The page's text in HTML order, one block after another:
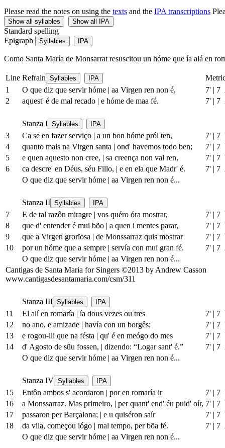
Please read the notes on using the texts and the IPA transcriptions
Show all syllables Show all IPA
Standard spelling
Epigraph
Syllables IPA
Como Santa María de Monsarrat resuscitou un hóme que ía alá en
Line Refrain Syllables IPA
1
O que diz que servir hóme | aa Virgen ren non é, 7' | 7
2
aquest' é de mal recado | e hóme de maa fé. 7' | 7
Stanza I Syllables IPA
3 Ca se en fazer serviço | a un bon hóme pról ten, 7' | 7
4
quanto mais na Virgen santa | ond' havemos todo ben; 7' | 7
5
e quen aquesto non cree, | sa creença non val ren, 7' | 7
6
ca descre' en Déus, séu Fillo, | e en ela que Madr' é. 7' | 7
O que diz que servir hóme | aa Virgen ren non é...
Stanza II Syllables IPA
7 E de tal razôn miragre | vos quéro óra mostrar, 7' | 7
8
que d' entender é mui bõo | a quen i mentes parar, 7' | 7
9
que a Virgen grorïosa | de Monssarraz quis mostrar 7' | 7
10
por un hóme que a sempre | servía con mui gran fé. 7' | 7
O que diz que servir hóme | aa Virgen ren non é...
Cantigas de Santa Maria for Singers ©2013 by Andrew Casson
www.cantigasdesantamaria.com/csm/311
Stanza III Syllables IPA
11 El alí en romaría | ía dous vezes ou tres 7' | 7
12
no ano, e amizade | havía con un borgês; 7' | 7
13
e rogou-lli que na fésta | qu' é en meógo do mes 7' | 7
14
d' Agosto de sũu fossen, | dizendo: “Logar sant' é.” 7' | 7
O que diz que servir hóme | aa Virgen ren non é...
Stanza IV Syllables IPA
15 Entôn ambos s' acordaron | por en romaría ir 7' | 7
16
a Monssarraz. Mas primeiro, | per quant' end' éu puid' oír, 7' | 7
17
passaron per Barçalona; | e u quiséron saír 7' | 7
18
da vila, começou lógo | mal tempo, per bõa fé. 7' | 7
O que diz que servir hóme | aa Virgen ren non é...